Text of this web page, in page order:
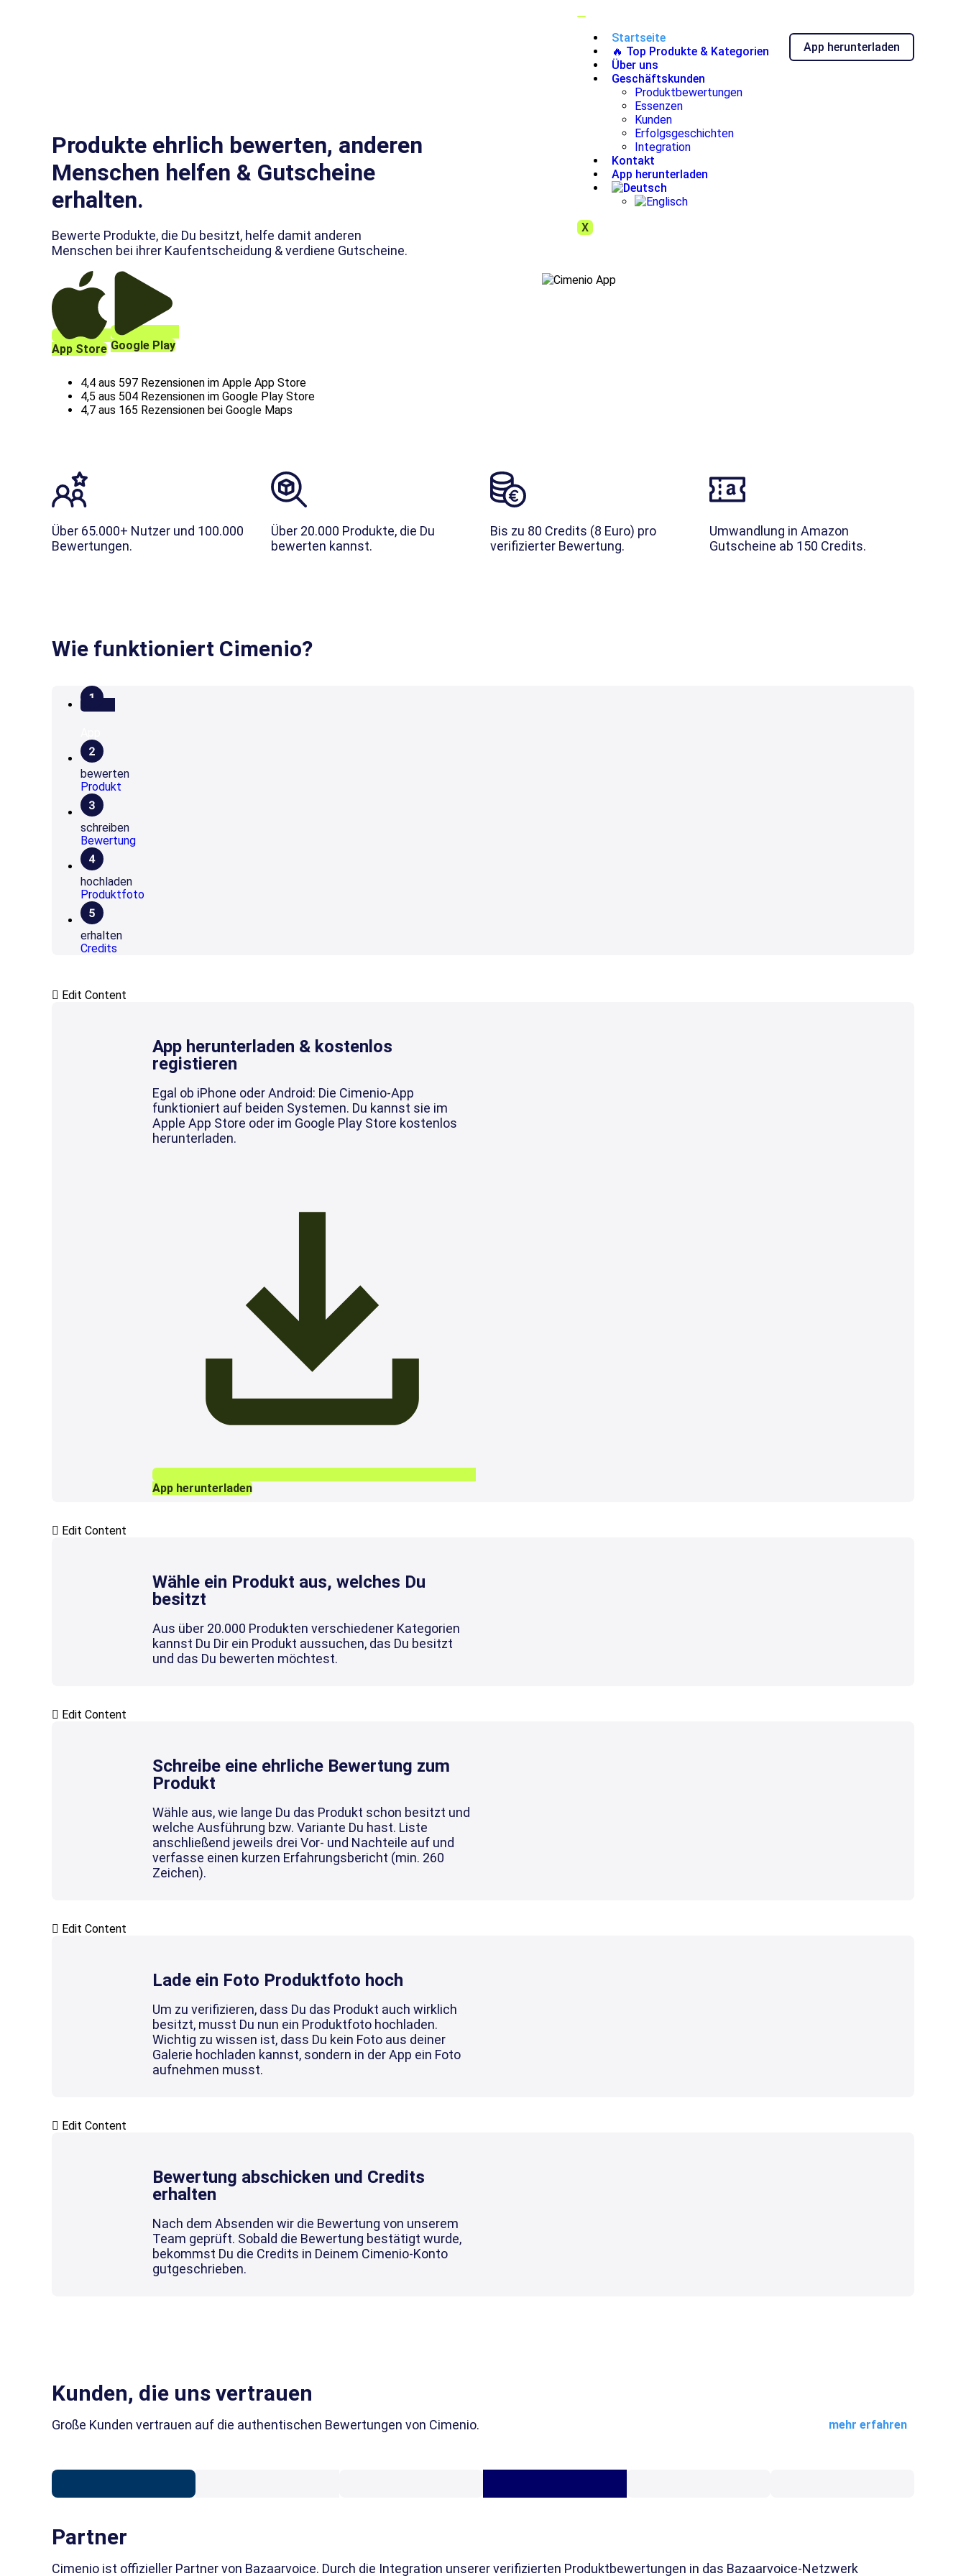
Startseite
🔥 Top Produkte & Kategorien
Über uns
Geschäftskunden
Produktbewertungen
Essenzen
Kunden
Erfolgsgeschichten
Integration
Kontakt
App herunterladen
X
App herunterladen
Produkte ehrlich bewerten, anderen
Menschen helfen & Gutscheine
erhalten.
Bewerte Produkte, die Du besitzt, helfe damit anderen
Menschen bei ihrer Kaufentscheidung & verdiene Gutscheine.
App Store Google Play
4,4 aus 597 Rezensionen im Apple App Store
4,5 aus 504 Rezensionen im Google Play Store
4,7 aus 165 Rezensionen bei Google Maps
Über 65.000+ Nutzer und 100.000
Bewertungen.
Über 20.000 Produkte, die Du
bewerten kannst.
Bis zu 80 Credits (8 Euro) pro
verifizierter Bewertung.
Umwandlung in Amazon
Gutscheine ab 150 Credits.
Wie funktioniert Cimenio?
bewerten
Produkt
schreiben
Bewertung
hochladen
Produktfoto
erhalten
Credits
Edit Content
App herunterladen & kostenlos
registieren
Egal ob iPhone oder Android: Die Cimenio-App
funktioniert auf beiden Systemen. Du kannst sie im
Apple App Store oder im Google Play Store kostenlos
herunterladen.
App herunterladen
Edit Content
Wähle ein Produkt aus, welches Du
besitzt
Aus über 20.000 Produkten verschiedener Kategorien
kannst Du Dir ein Produkt aussuchen, das Du besitzt
und das Du bewerten möchtest.
Edit Content
Schreibe eine ehrliche Bewertung zum
Produkt
Wähle aus, wie lange Du das Produkt schon besitzt und
welche Ausführung bzw. Variante Du hast. Liste
anschließend jeweils drei Vor- und Nachteile auf und
verfasse einen kurzen Erfahrungsbericht (min. 260
Zeichen).
Edit Content
Lade ein Foto Produktfoto hoch
Um zu verifizieren, dass Du das Produkt auch wirklich
besitzt, musst Du nun ein Produktfoto hochladen.
Wichtig zu wissen ist, dass Du kein Foto aus deiner
Galerie hochladen kannst, sondern in der App ein Foto
aufnehmen musst.
Edit Content
Bewertung abschicken und Credits
erhalten
Nach dem Absenden wir die Bewertung von unserem
Team geprüft. Sobald die Bewertung bestätigt wurde,
bekommst Du die Credits in Deinem Cimenio-Konto
gutgeschrieben.
Kunden, die uns vertrauen
Große Kunden vertrauen auf die authentischen Bewertungen von Cimenio. mehr erfahren
Partner
Cimenio ist offizieller Partner von Bazaarvoice. Durch die Integration unserer verifizierten Produktbewertungen in das Bazaarvoice-Netzwerk